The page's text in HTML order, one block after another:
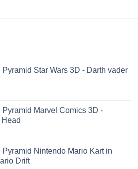
Pyramid Star Wars 3D - Darth vader
Pyramid Marvel Comics 3D -
Pyramid Nintendo Mario Kart in
Drift